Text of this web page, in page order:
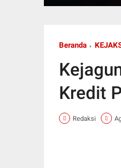
Beranda
Kredit
Redaksi